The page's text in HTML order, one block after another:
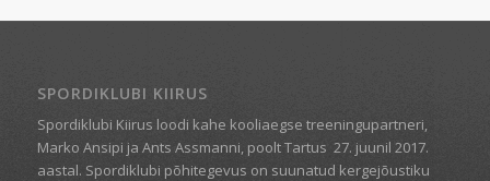
SPORDIKLUBI KIIRUS
Spordiklubi Kiirus loodi kahe kooliaegse treeningupartneri,
Marko Ansipi ja Ants Assmanni, poolt Tartus 27. juunil 2017.
aastal. Spordiklubi põhitegevus on suunatud kergejõustiku